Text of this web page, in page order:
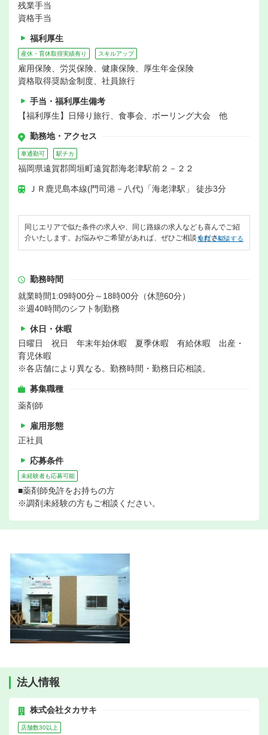
残業手当
資格手当
福利厚生
産休・育休取得実績有り スキルアップ
雇用保険、労災保険、健康保険、厚生年金保険
資格取得奨励金制度、社員旅行
手当・福利厚生備考
【福利厚生】日帰り旅行、食事会、ボーリング大会 他
勤務地・アクセス
車通勤可 駅チカ
福岡県遠賀郡岡垣町遠賀郡海老津駅前２－２２
ＪＲ鹿児島本線(門司港－八代)「海老津駅」 徒歩3分
同じエリアで似た条件の求人や、同じ路線の求人なども喜んでご紹
介いたします。お悩みやご希望があれば、ぜひご相談ください。
無料で相談する
勤務時間
就業時間1:09時00分～18時00分（休憩60分）
※週40時間のシフト制勤務
休日・休暇
日曜日 祝日 年末年始休暇 夏季休暇 有給休暇 出産・
育児休暇
※各店舗により異なる。勤務時間・勤務日応相談。
募集職種
薬剤師
雇用形態
正社員
応募条件
未経験者も応募可能
■薬剤師免許をお持ちの方
※調剤未経験の方もご相談ください。
法人情報
株式会社タカサキ
店舗数30以上